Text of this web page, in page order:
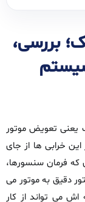
بررسی،
تعویض موتور
خرابی‌ ها از جای
فرمان سنسورها،
دقیق به موتور می‌
می‌ تواند از کار